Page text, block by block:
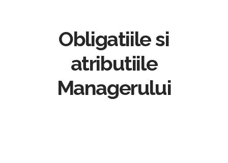
Obligatiile si
atributiile
Managerului